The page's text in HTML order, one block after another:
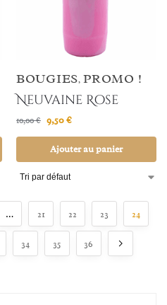
BOUGIES,PROMO !
Neuvaine Rose
10,00€ 9,50€
Ajouter au panier
… 21 22 23 24
34 35 36